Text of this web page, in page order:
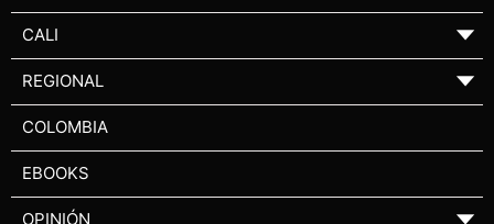
CALI ▼
REGIONAL ▼
COLOMBIA
EBOOKS
OPINIÓN ▼